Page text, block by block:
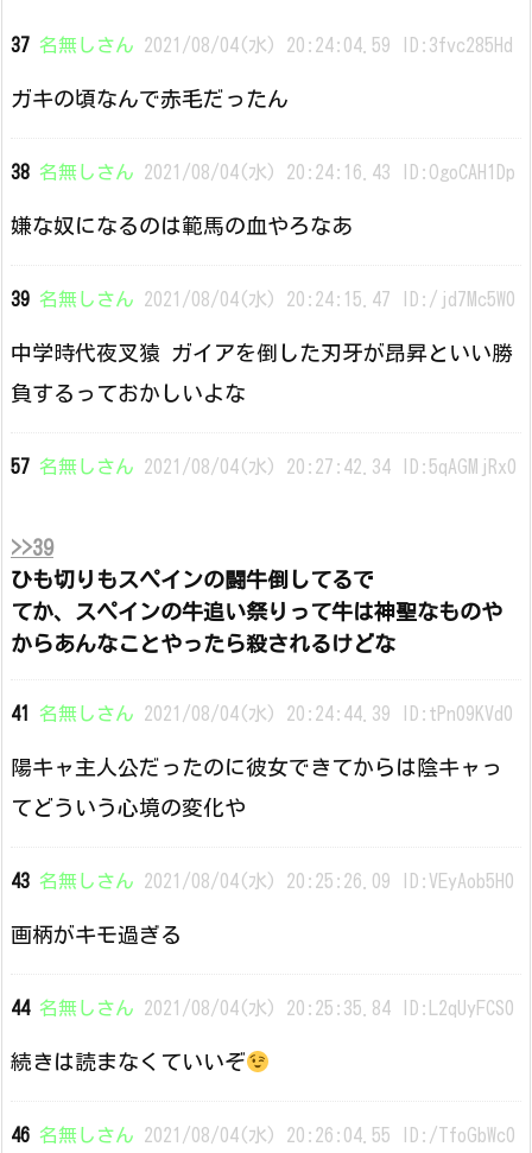
37 名無しさん 2021/08/04(水) 20:24:04.59 ID:3fvc285Hd
ガキの頃なんで赤毛だったん
38 名無しさん 2021/08/04(水) 20:24:16.43 ID:OgoCAH1Dp
嫌な奴になるのは範馬の血やろなあ
39 名無しさん 2021/08/04(水) 20:24:15.47 ID:/jd7Mc5W0
中学時代夜叉猿 ガイアを倒した刃牙が昂昇といい勝
負するっておかしいよな
57 名無しさん 2021/08/04(水) 20:27:42.34 ID:5qAGMjRx0
>>39
ひも切りもスペインの闘牛倒してるで
てか、スペインの牛追い祭りって牛は神聖なものや
からあんなことやったら殺されるけどな
41 名無しさん 2021/08/04(水) 20:24:44.39 ID:tPn09KVd0
陽キャ主人公だったのに彼女できてからは陰キャっ
てどういう心境の変化や
43 名無しさん 2021/08/04(水) 20:25:26.09 ID:VEyAob5H0
画柄がキモ過ぎる
44 名無しさん 2021/08/04(水) 20:25:35.84 ID:L2qUyFCS0
続きは読まなくていいぞ
46 名無しさん 2021/08/04(水) 20:26:04.55 ID:/TfoGbWc0